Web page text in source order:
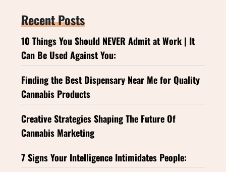
Recent Posts
10 Things You Should NEVER Admit at Work | It
Can Be Used Against You:
Finding the Best Dispensary Near Me for Quality
Cannabis Products
Creative Strategies Shaping The Future Of
Cannabis Marketing
7 Signs Your Intelligence Intimidates People: